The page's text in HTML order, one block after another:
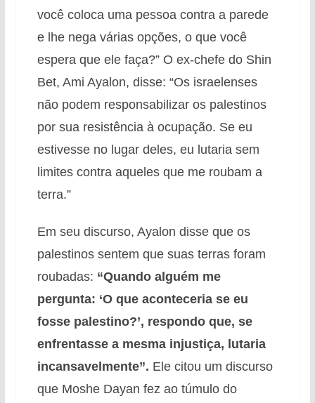
você coloca uma pessoa contra a parede
e lhe nega várias opções, o que você
espera que ele faça?” O ex-chefe do Shin
Bet, Ami Ayalon, disse: “Os israelenses
não podem responsabilizar os palestinos
por sua resistência à ocupação. Se eu
estivesse no lugar deles, eu lutaria sem
limites contra aqueles que me roubam a
terra.”
Em seu discurso, Ayalon disse que os
palestinos sentem que suas terras foram
roubadas: “Quando alguém me
pergunta: ‘O que aconteceria se eu
fosse palestino?’, respondo que, se
enfrentasse a mesma injustiça, lutaria
incansavelmente”. Ele citou um discurso
que Moshe Dayan fez ao túmulo do